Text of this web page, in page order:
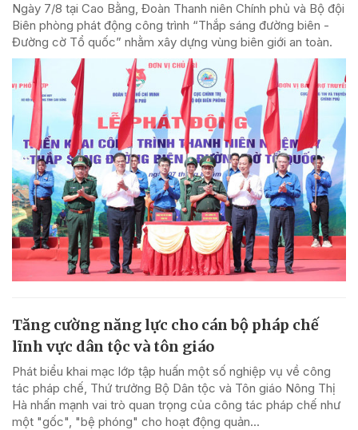
Ngày 7/8 tại Cao Bằng, Đoàn Thanh niên Chính phủ và Bộ đội
Biên phòng phát động công trình “Thắp sáng đường biên -
Đường cờ Tổ quốc” nhằm xây dựng vùng biên giới an toàn.
Tăng cường năng lực cho cán bộ pháp chế
lĩnh vực dân tộc và tôn giáo
Phát biểu khai mạc lớp tập huấn một số nghiệp vụ về công
tác pháp chế, Thứ trưởng Bộ Dân tộc và Tôn giáo Nông Thị
Hà nhấn mạnh vai trò quan trọng của công tác pháp chế như
một "gốc", "bệ phóng" cho hoạt động quản...